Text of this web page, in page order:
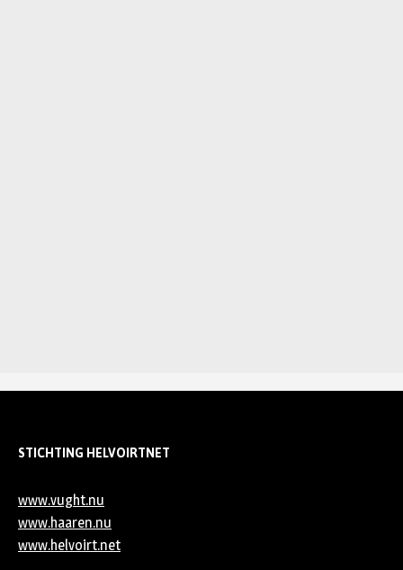
STICHTING HELVOIRTNET
www.vught.nu
www.haaren.nu
www.helvoirt.net